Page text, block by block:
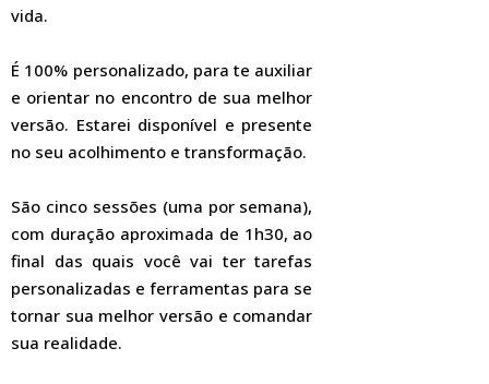
vida.
É 100% personalizado, para te auxiliar
e orientar no encontro de sua melhor
versão. Estarei disponível e presente
no seu acolhimento e transformação.
São cinco sessões (uma por semana),
com duração aproximada de 1h30, ao
final das quais você vai ter tarefas
personalizadas e ferramentas para se
tornar sua melhor versão e comandar
sua realidade.